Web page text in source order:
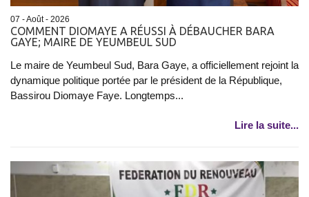
07 - Août - 2026
COMMENT DIOMAYE A RÉUSSI À DÉBAUCHER BARA
GAYE; MAIRE DE YEUMBEUL SUD
Le maire de Yeumbeul Sud, Bara Gaye, a officiellement rejoint la
dynamique politique portée par le président de la République,
Bassirou Diomaye Faye. Longtemps...
Lire la suite...